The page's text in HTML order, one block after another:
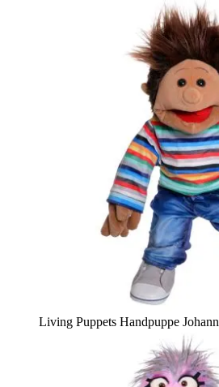
Living Puppets Handpuppe Johann